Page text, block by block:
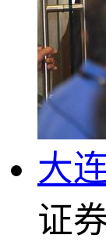
大
证